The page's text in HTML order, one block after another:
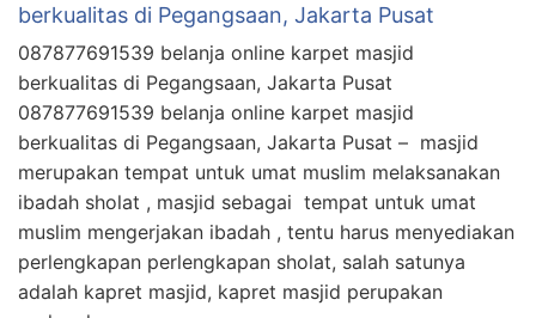
berkualitas di Pegangsaan, Jakarta Pusat
087877691539 belanja online karpet masjid
berkualitas di Pegangsaan, Jakarta Pusat
087877691539 belanja online karpet masjid
berkualitas di Pegangsaan, Jakarta Pusat – masjid
merupakan tempat untuk umat muslim melaksanakan
ibadah sholat , masjid sebagai tempat untuk umat
muslim mengerjakan ibadah , tentu harus menyediakan
perlengkapan perlengkapan sholat, salah satunya
adalah kapret masjid, kapret masjid perupakan